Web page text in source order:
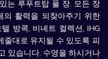
는 루푸트탑 풀 장. 모든 장
의 활력을 되찾아주기 위한
방콕, 비녜트 컬렉션, IHG
대로 유지될 수 있도록 피
있습니다. 수영을 하시거나